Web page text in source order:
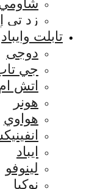
زد تي
تابلت وايباد
دوجى
جي
اتش
هونر
هواوي
ايباد
لينوفو
نوكيا